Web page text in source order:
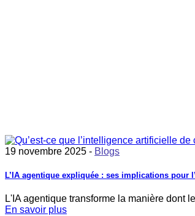
19 novembre 2025 - Blogs
L’IA agentique expliquée : ses implications pour
L'IA agentique transforme la manière dont
En savoir plus